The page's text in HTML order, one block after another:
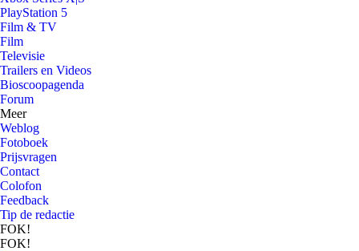
PlayStation 5
Film & TV
Film
Televisie
Trailers en Videos
Bioscoopagenda
Forum
Meer
Weblog
Fotoboek
Prijsvragen
Contact
Colofon
Feedback
Tip de redactie
FOK!
FOK!